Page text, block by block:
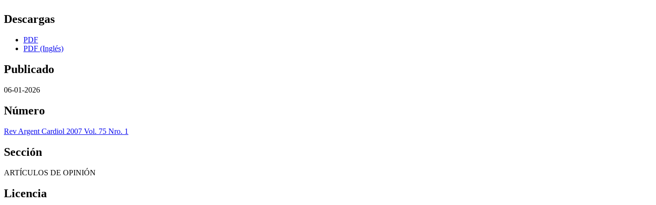
Descargas
PDF
PDF (Inglés)
Publicado
06-01-2026
Número
Rev Argent Cardiol 2007 Vol. 75 Nro. 1
Sección
ARTÍCULOS DE OPINIÓN
Licencia